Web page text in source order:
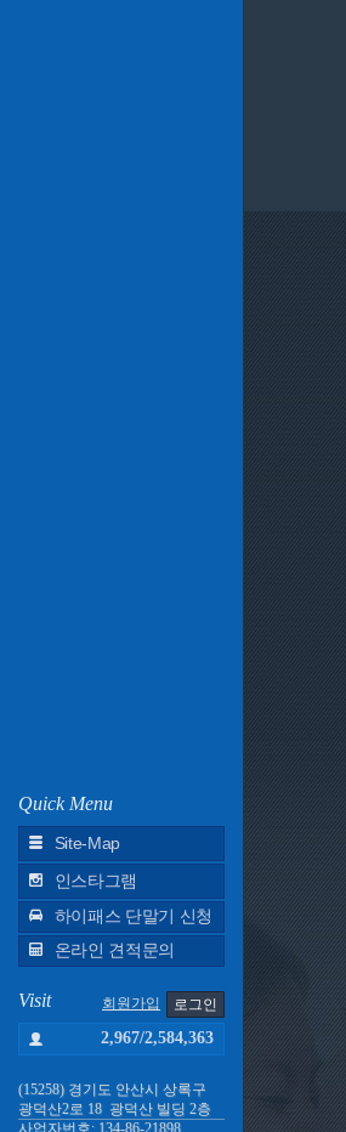
Quick Menu
Site-Map
인스타그램
하이패스 단말기 신청
온라인 견적문의
Visit 로그인
회원가입
2,967/2,584,363
(15258) 경기도 안산시 상록구
광덕산2로 18 광덕산 빌딩 2층
사업자번호: 134-86-21898